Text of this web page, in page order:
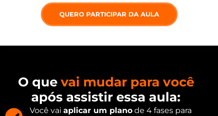
QUERO PARTICIPAR DA AULA
O que vai mudar para você
após assistir essa aula:
Você vaiaplicar um plano de 4 fases para